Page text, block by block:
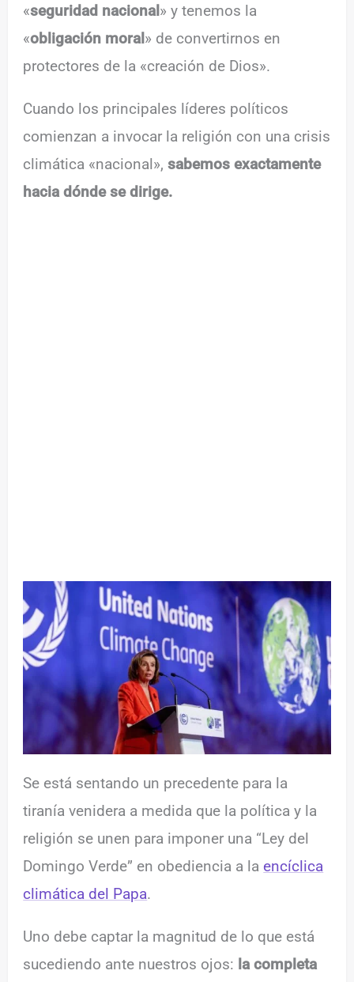
«seguridad nacional» y tenemos la
«obligación moral» de convertirnos en
protectores de la «creación de Dios».
Cuando los principales líderes políticos
comienzan a invocar la religión con una crisis
climática «nacional»,sabemos exactamente
hacia dónde se dirige.
Se está sentando un precedente para la
tiranía venidera a medida que la política y la
religión se unen para imponer una “Ley del
Domingo Verde” en obediencia a la encíclica
climática del Papa.
Uno debe captar la magnitud de lo que está
sucediendo ante nuestros ojos: la completa